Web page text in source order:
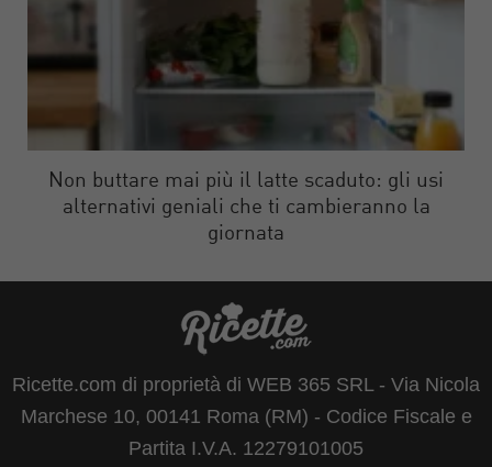
Non buttare mai più il latte scaduto: gli usi
alternativi geniali che ti cambieranno la
giornata
Ricette.com di proprietà di WEB 365 SRL - Via Nicola
Marchese 10, 00141 Roma (RM) - Codice Fiscale e
Partita I.V.A. 12279101005